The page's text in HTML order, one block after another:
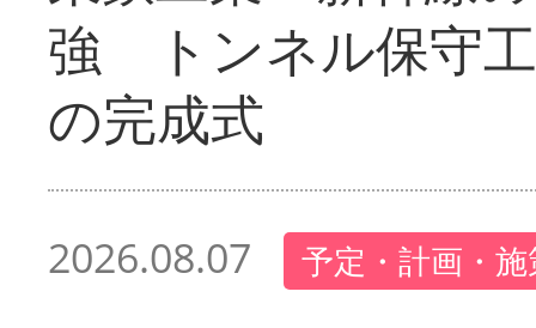
強 トンネル保守
の完成式
2026.08.07 予定・計画・